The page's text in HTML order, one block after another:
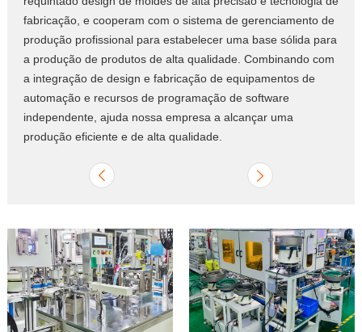
fabricação, e cooperam com o sistema de gerenciamento de
produção profissional para estabelecer uma base sólida para
a produção de produtos de alta qualidade. Combinando com
a integração de design e fabricação de equipamentos de
automação e recursos de programação de software
independente, ajuda nossa empresa a alcançar uma
produção eficiente e de alta qualidade.